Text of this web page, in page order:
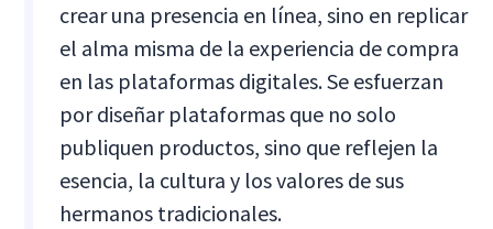
crear una presencia en línea, sino en replicar
el alma misma de la experiencia de compra
en las plataformas digitales. Se esfuerzan
por diseñar plataformas que no solo
publiquen productos, sino que reflejen la
esencia, la cultura y los valores de sus
hermanos tradicionales.